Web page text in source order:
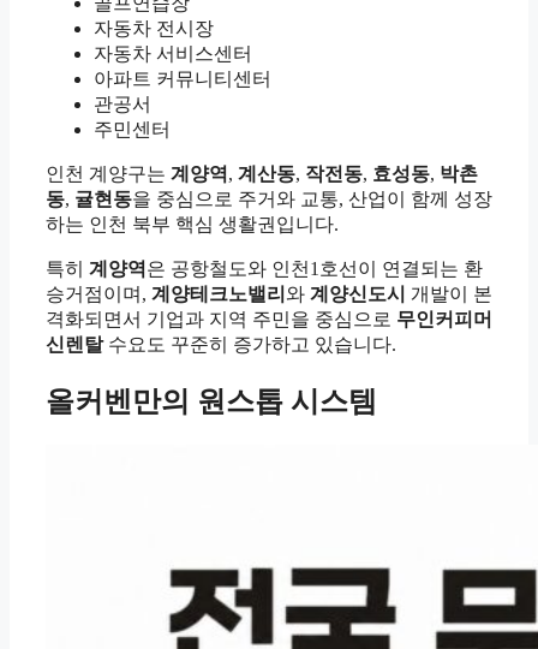
자동차 전시장
자동차 서비스센터
아파트 커뮤니티센터
관공서
주민센터
인천 계양구는 계양역 , 계산동, 작전동, 효성동, 박촌
동, 귤현동을 중심으로 주거와 교통, 산업이 함께 성장
하는 인천 북부 핵심 생활권입니다.
특히 계양역 은 공항철도와 인천1호선이 연결되는 환
승거점이며, 계양테크노밸리 와 계양신도시
개발이 본
격화되면서 기업과 지역 주민을 중심으로 무인커피머
신렌탈수요도 꾸준히 증가하고 있습니다.
올커벤만의 원스톱 시스템